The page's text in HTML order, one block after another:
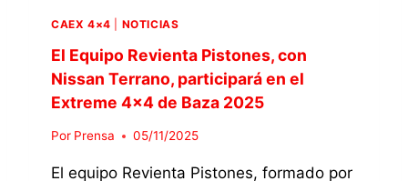
M
A
N
L
A
A
E
E
L
F
E
R
CAEX 4×4 NOTICIAS
El Equipo Revienta Pistones, con
Nissan Terrano, participará en el
Extreme 4×4 de Baza 2025
Por Prensa 05/11/2025
El equipo Revienta Pistones, formado por